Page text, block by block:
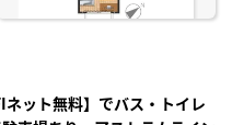
ット無料】でバス・トイレ